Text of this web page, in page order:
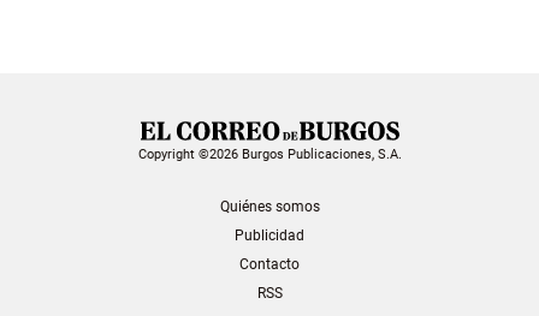
Copyright ©2026 Burgos Publicaciones, S.A.
Quiénes somos
Publicidad
Contacto
RSS